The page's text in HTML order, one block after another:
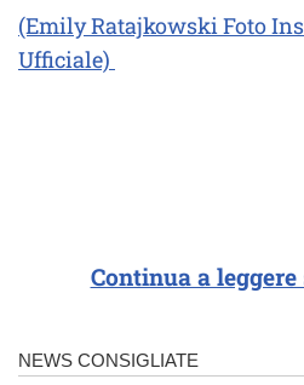
(Emily Ratajkowski Foto
Ufficiale)
Continua a